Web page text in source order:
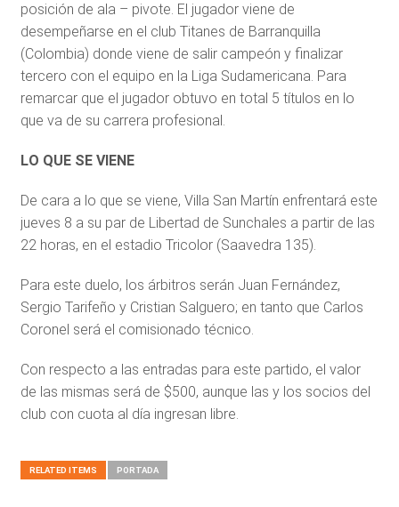
posición de ala – pivote. El jugador viene de
desempeñarse en el club Titanes de Barranquilla
(Colombia) donde viene de salir campeón y finalizar
tercero con el equipo en la Liga Sudamericana. Para
remarcar que el jugador obtuvo en total 5 títulos en lo
que va de su carrera profesional.
LO QUE SE VIENE
De cara a lo que se viene, Villa San Martín enfrentará este
jueves 8 a su par de Libertad de Sunchales a partir de las
22 horas, en el estadio Tricolor (Saavedra 135).
Para este duelo, los árbitros serán Juan Fernández,
Sergio Tarifeño y Cristian Salguero; en tanto que Carlos
Coronel será el comisionado técnico.
Con respecto a las entradas para este partido, el valor
de las mismas será de $500, aunque las y los socios del
club con cuota al día ingresan libre.
RELATED ITEMS PORTADA